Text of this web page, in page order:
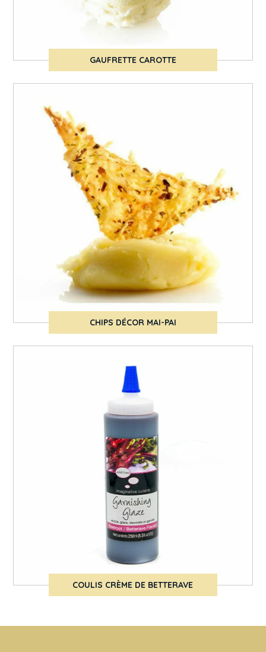
GAUFRETTE CAROTTE
CHIPS DÉCOR MAI-PAI
COULIS CRÈME DE BETTERAVE